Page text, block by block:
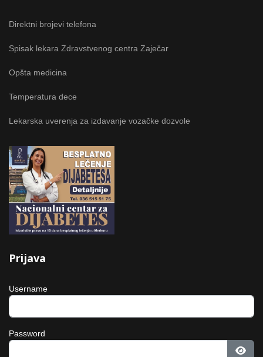
Direktni brojevi telefona
Spisak lekara Zdravstvenog centra Zaječar
Opšta medicina
Temperatura dece
Lekarska uverenja za izdavanje vozačke dozvole
Prijava
Username
Password